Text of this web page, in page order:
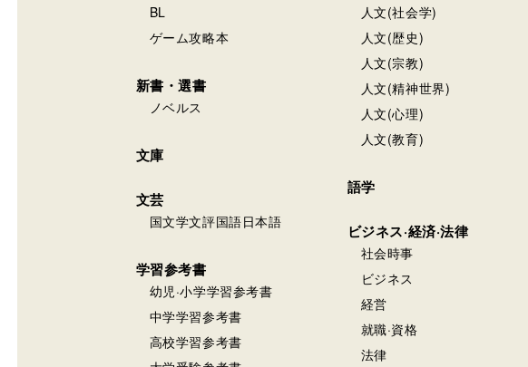
BL
ゲーム攻略本
新書・選書
ノベルス
文庫
文芸
国文学文評国語日本語
学習参考書
幼児·小学学習参考書
中学学習参考書
高校学習参考書
人文(社会学)
人文(歴史)
人文(宗教)
人文(精神世界)
人文(心理)
人文(教育)
語学
ビジネス·経済·法律
社会時事
ビジネス
経営
就職·資格
法律